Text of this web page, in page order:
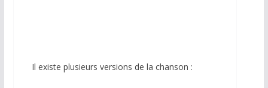
Il existe plusieurs versions de la chanson :